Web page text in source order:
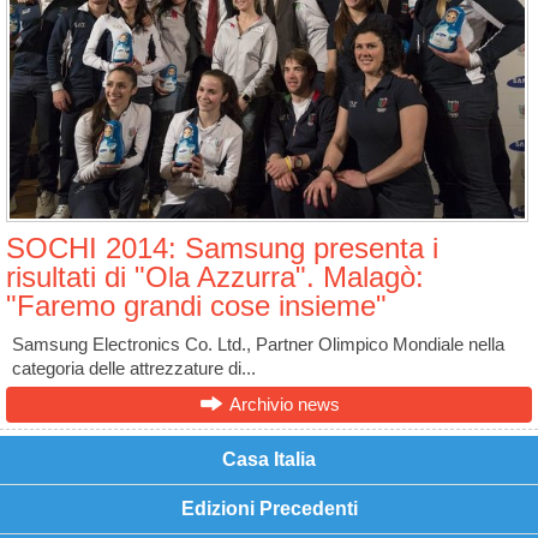
SOCHI 2014: Samsung presenta i
risultati di "Ola Azzurra". Malagò:
"Faremo grandi cose insieme"
Samsung Electronics Co. Ltd., Partner Olimpico Mondiale nella
categoria delle attrezzature di...
Archivio news
Casa Italia
Edizioni Precedenti